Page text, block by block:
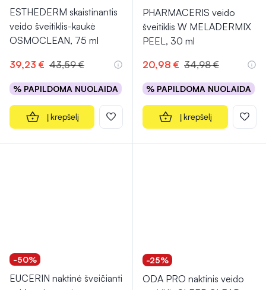
ESTHEDERM skaistinantis
veido šveitiklis-kaukė
OSMOCLEAN, 75 ml
39,23 € 43,59 €
% PAPILDOMA NUOLAIDA
Į krepšelį
PHARMACERIS veido
šveitiklis W MELADERMIX
PEEL, 30 ml
20,98 € 34,98 €
% PAPILDOMA NUOLAIDA
Į krepšelį
-50%
EUCERIN naktinė šveičianti
-25%
ODA PRO naktinis veido